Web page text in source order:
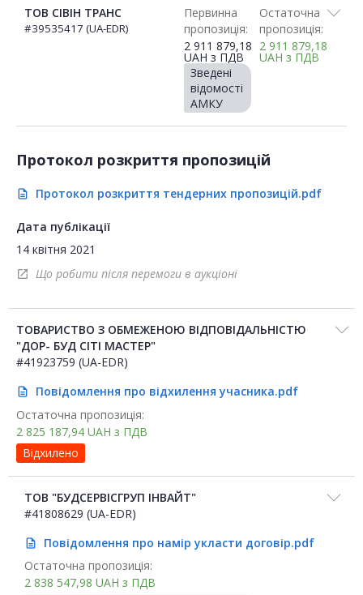
ТОВ СІВІН ТРАНС
#39535417 (UA-EDR)
Первинна
пропозиція:
2 911 879,18
UAH з ПДВ
Зведені
відомості
АМКУ
Остаточна
пропозиція:
2 911 879,18
UAH з ПДВ
Протокол розкриття пропозицій
description Протокол розкриття тендерних пропозицій.pdf
Дата публікації
14 квітня 2021
open_in_new Що робити після перемоги в аукціоні
ТОВАРИСТВО З ОБМЕЖЕНОЮ ВІДПОВІДАЛЬНІСТЮ
"ДОР- БУД СІТІ МАСТЕР"
#41923759 (UA-EDR)
description
Повідомлення про відхилення учасника.pdf
Остаточна пропозиція:
2 825 187,94 UAH з ПДВ
Відхилено
ТОВ "БУДСЕРВІСГРУП ІНВАЙТ"
#41808629 (UA-EDR)
description
Повідомлення про намір укласти договір.pdf
Остаточна пропозиція:
2 838 547,98 UAH з ПДВ